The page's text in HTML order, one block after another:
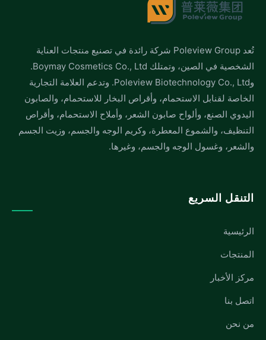
تُعد Poleview Group شركة رائدة في تصنيع منتجات العناية
الشخصية في الصين، وتمتلك Boymay Cosmetics Co., Ltd.
وPoleview Biotechnology Co., Ltd. وتدعم العلامة التجارية
الخاصة لقنابل الاستحمام، وأقراص البخار للاستحمام، والصابون
اليدوي الصنع، وألواح صابون الشعر، وأملاح الاستحمام، وأقراص
التنظيف، والشموع المعطرة، وكريم الوجه والجسم، وزيت الجسم
والشعر، وغسول الوجه والجسم، وغيرها.
التنقل السريع
الرئيسية
المنتجات
مركز الأخبار
اتصل بنا
من نحن